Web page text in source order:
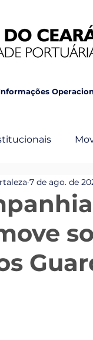
Veja Também
7 de ago. de